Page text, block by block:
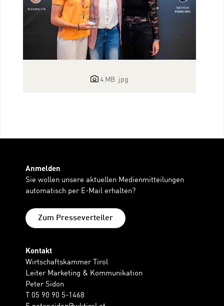
4 MB .jpg
Anmelden
Sie wollen unsere aktuellen Medienmitteilungen
automatisch per E-Mail erhalten?
Zum Presseverteiler
Kontakt
Wirtschaftskammer Tirol
Leiter Marketing & Kommunikation
Peter Sidon
T 05 90 90 5-1468